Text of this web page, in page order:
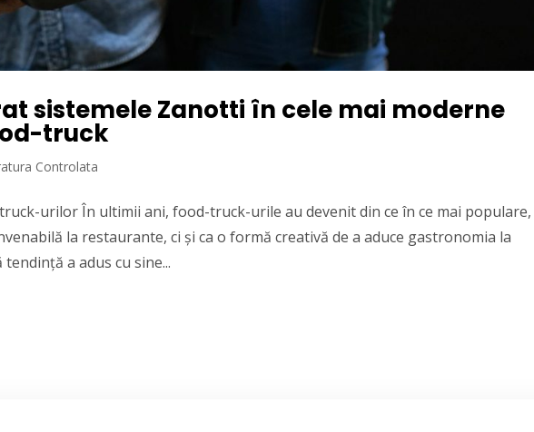
sistemele Zanotti în cele mai moderne
truck
Controlata
urilor În ultimii ani, food-truck-urile au devenit din ce în ce mai populare,
la restaurante, ci și ca o formă creativă de a aduce gastronomia la
a adus cu sine...